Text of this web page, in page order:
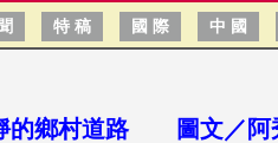
特 稿 國 際 中 國
的鄉村道路 圖文／阿